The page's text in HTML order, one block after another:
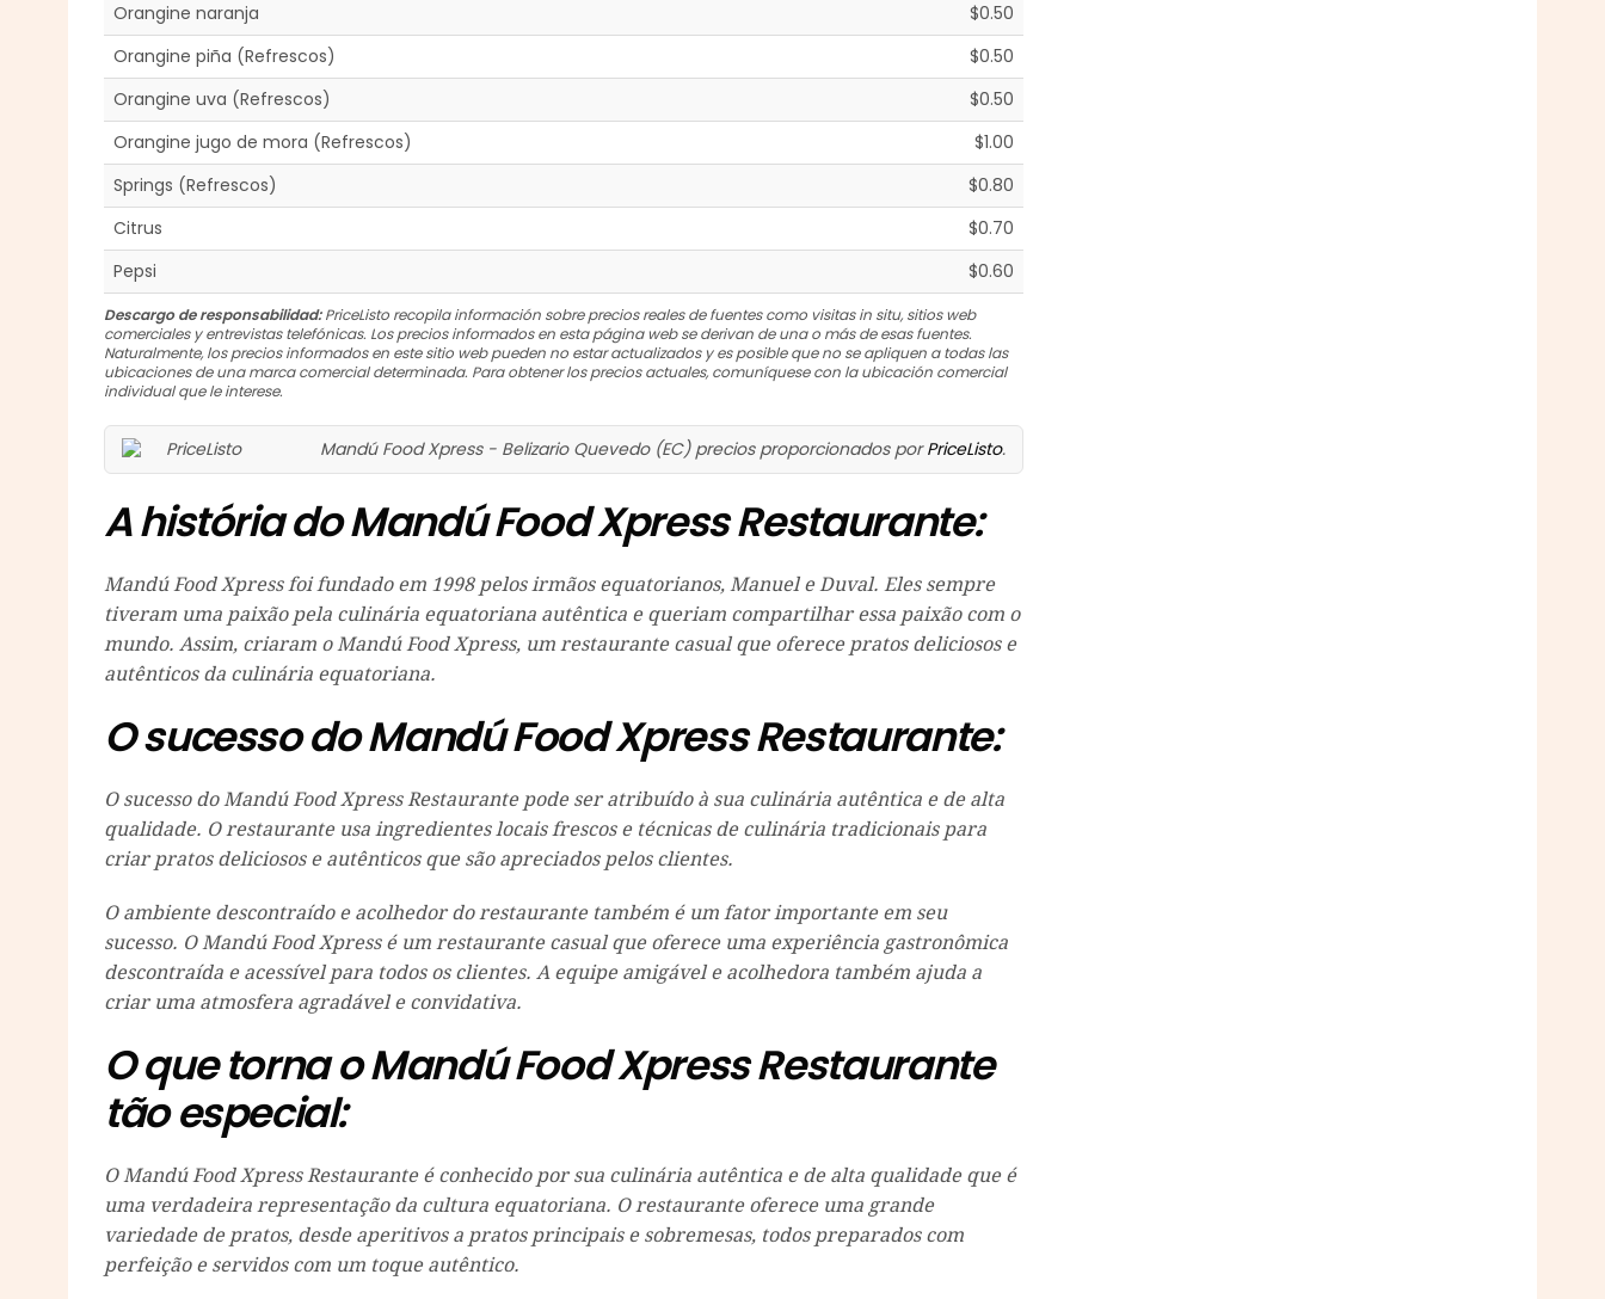
Orangine naranja
$0.50
Orangine piña (Refrescos)
$0.50
Orangine uva (Refrescos)
$0.50
Orangine jugo de mora (Refrescos)
$1.00
Springs (Refrescos)
$0.80
Citrus
$0.70
Pepsi
$0.60
Descargo de responsabilidad:PriceListo recopila información sobre precios reales de fuentes como visitas in situ, sitios web
comerciales y entrevistas telefónicas. Los precios informados en esta página web se derivan de una o más de esas fuentes.
Naturalmente, los precios informados en este sitio web pueden no estar actualizados y es posible que no se apliquen a todas las
ubicaciones de una marca comercial determinada. Para obtener los precios actuales, comuníquese con la ubicación comercial
individual que le interese.
Mandú Food Xpress - Belizario Quevedo (EC) precios proporcionados porPriceListo.
A história do Mandú Food Xpress Restaurante:
Mandú Food Xpress foi fundado em 1998 pelos irmãos equatorianos, Manuel e Duval. Eles sempre
tiveram uma paixão pela culinária equatoriana autêntica e queriam compartilhar essa paixão com o
mundo. Assim, criaram o Mandú Food Xpress, um restaurante casual que oferece pratos deliciosos e
autênticos da culinária equatoriana.
O sucesso do Mandú Food Xpress Restaurante:
O sucesso do Mandú Food Xpress Restaurante pode ser atribuído à sua culinária autêntica e de alta
qualidade. O restaurante usa ingredientes locais frescos e técnicas de culinária tradicionais para
criar pratos deliciosos e autênticos que são apreciados pelos clientes.
O ambiente descontraído e acolhedor do restaurante também é um fator importante em seu
sucesso. O Mandú Food Xpress é um restaurante casual que oferece uma experiência gastronômica
descontraída e acessível para todos os clientes. A equipe amigável e acolhedora também ajuda a
criar uma atmosfera agradável e convidativa.
O que torna o Mandú Food Xpress Restaurante
tão especial:
O Mandú Food Xpress Restaurante é conhecido por sua culinária autêntica e de alta qualidade que é
uma verdadeira representação da cultura equatoriana. O restaurante oferece uma grande
variedade de pratos, desde aperitivos a pratos principais e sobremesas, todos preparados com
perfeição e servidos com um toque autêntico.